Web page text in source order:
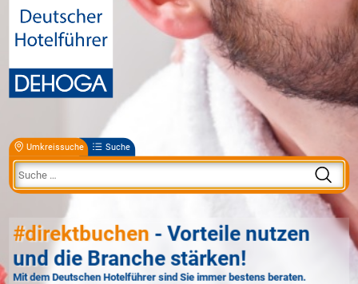
Umkreissuche Suche
#direktbuchen - Vorteile nutzen
und die Branche stärken!
Mit dem Deutschen Hotelführer sind Sie immer bestens beraten.